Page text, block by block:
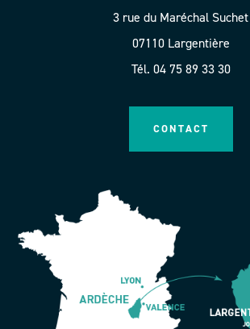
3 rue du Maréchal Suchet
07110 Largentière
Tél. 04 75 89 33 30
CONTACT